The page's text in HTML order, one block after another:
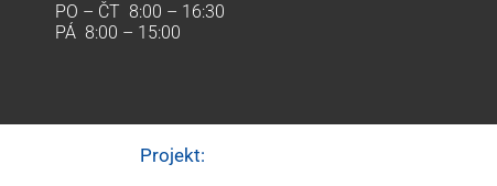
PO – ČT 8:00 – 16:30
PÁ 8:00 – 15:00
Projekt: